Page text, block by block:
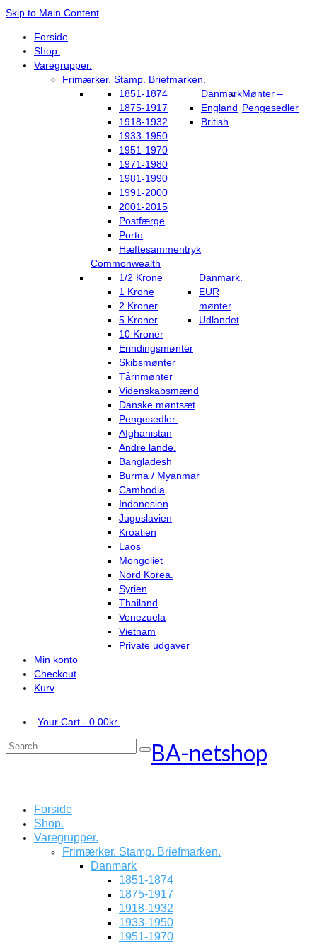
Skip to Main Content
Forside
Shop.
Varegrupper.
Frimærker. Stamp. Briefmarken.
Danmark
1851-1874
1875-1917
1918-1932
1933-1950
1951-1970
1971-1980
1981-1990
1991-2000
2001-2015
Postfærge
Porto
Hæftesammentryk
England
British
Commonwealth
Mønter –
Pengesedler
Danmark.
1/2 Krone
1 Krone
2 Kroner
5 Kroner
10 Kroner
Erindingsmønter
Skibsmønter
Tårnmønter
Videnskabsmænd
Danske møntsæt
Pengesedler.
EUR
mønter
Udlandet
Afghanistan
Andre lande.
Bangladesh
Burma / Myanmar
Cambodia
Indonesien
Jugoslavien
Kroatien
Laos
Mongoliet
Nord Korea.
Syrien
Thailand
Venezuela
Vietnam
Private udgaver
Min konto
Checkout
Kurv
Your Cart - 0.00kr.
Search
BA-netshop
Forside
Shop.
Varegrupper.
Frimærker. Stamp. Briefmarken.
Danmark
1851-1874
1875-1917
1918-1932
1933-1950
1951-1970